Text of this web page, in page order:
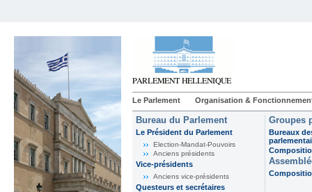
Le Parlement Organisation &
Bureau du Parlement
Le Président du Parlement
Election-Mandat-Pouvoirs
Anciens présidents
Vice-présidents
Anciens vice-présidents
Questeurs et secrétaires
Groupes
Bureaux